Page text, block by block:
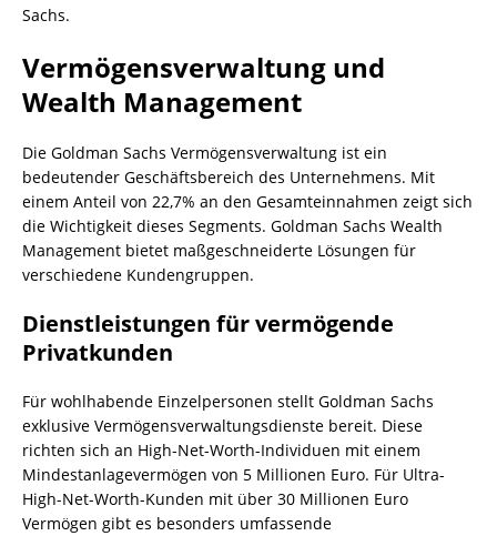
Sachs.
Vermögensverwaltung und
Wealth Management
Die Goldman Sachs Vermögensverwaltung ist ein
bedeutender Geschäftsbereich des Unternehmens. Mit
einem Anteil von 22,7% an den Gesamteinnahmen zeigt sich
die Wichtigkeit dieses Segments. Goldman Sachs Wealth
Management bietet maßgeschneiderte Lösungen für
verschiedene Kundengruppen.
Dienstleistungen für vermögende
Privatkunden
Für wohlhabende Einzelpersonen stellt Goldman Sachs
exklusive Vermögensverwaltungsdienste bereit. Diese
richten sich an High-Net-Worth-Individuen mit einem
Mindestanlagevermögen von 5 Millionen Euro. Für Ultra-
High-Net-Worth-Kunden mit über 30 Millionen Euro
Vermögen gibt es besonders umfassende